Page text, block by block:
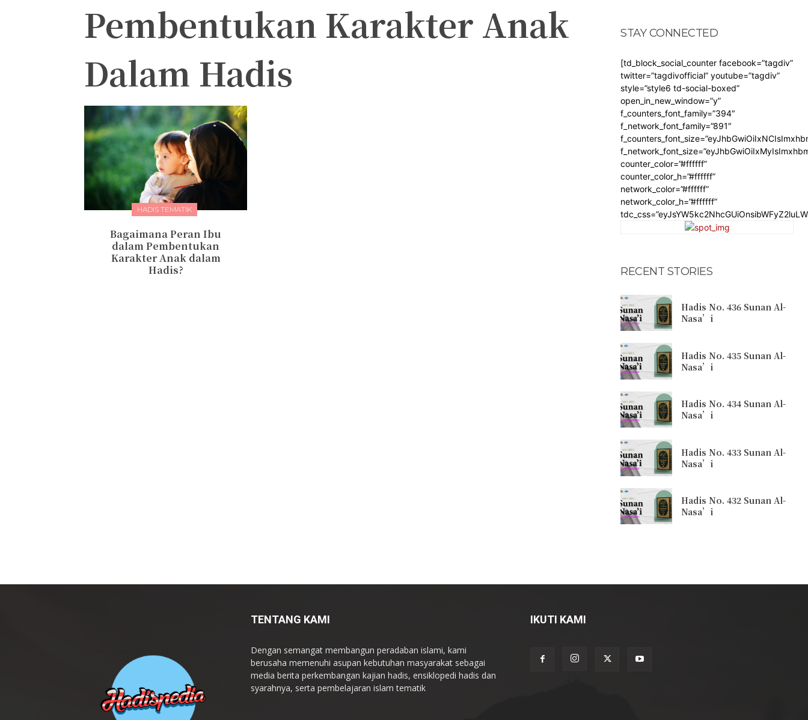
Pembentukan Karakter Anak
Dalam Hadis
HADIS TEMATIK
Bagaimana Peran Ibu
dalam Pembentukan
Karakter Anak dalam
Hadis?
STAY CONNECTED
[td_block_social_counter facebook=”tagdiv”
twitter=”tagdivofficial” youtube=”tagdiv”
style=”style6 td-social-boxed”
open_in_new_window=”y”
f_counters_font_family=”394″
f_network_font_family=”891″
counter_color=”#ffffff”
counter_color_h=”#ffffff”
network_color=”#ffffff”
network_color_h=”#ffffff”
RECENT STORIES
Hadis No. 436 Sunan Al-
Nasa’i
Hadis No. 435 Sunan Al-
Nasa’i
Hadis No. 434 Sunan Al-
Nasa’i
Hadis No. 433 Sunan Al-
Nasa’i
Hadis No. 432 Sunan Al-
Nasa’i
TENTANG KAMI
Dengan semangat membangun peradaban islami, kami
berusaha memenuhi asupan kebutuhan masyarakat sebagai
media berita perkembangan kajian hadis, ensiklopedi hadis dan
syarahnya, serta pembelajaran islam tematik
IKUTI KAMI